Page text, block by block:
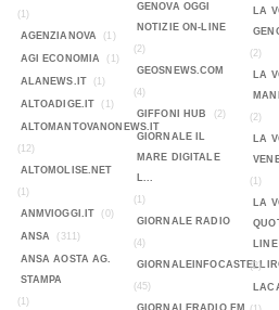
(1)
AGENZIANOVA
(1)
AGI ECONOMIA (1)
ALANEWS.IT (1)
ALTOADIGE.IT (1)
ALTOMANTOVANONEWS.IT
(12)
ALTOMOLISE.NET
(1)
ANMVIOGGI.IT
(0)
ANSA (311)
ANSA AOSTA AG.
STAMPA
(1)
GENOVA OGGI
NOTIZIE ON-LINE
(2)
GEOSNEWS.COM
(4)
GIFFONI HUB
(2)
GIORNALE IL
MARE DIGITALE
L...
(1)
GIORNALE RADIO
(4)
(45)
LA
(2)
LA
(2)
LA
(1)
LA
LINE
(2)